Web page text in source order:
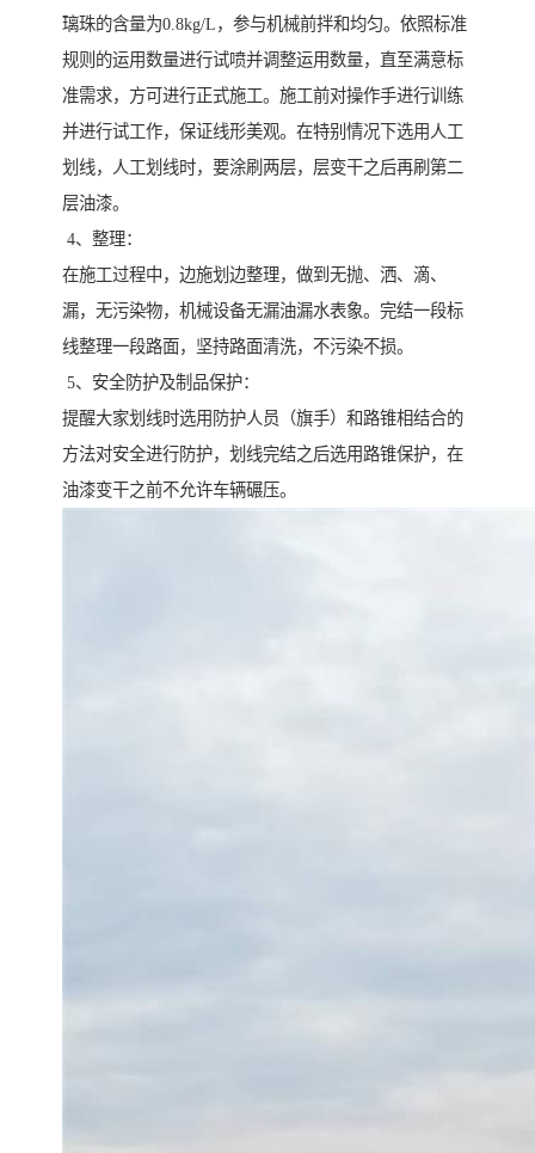
璃珠的含量为0.8kg/L，参与机械前拌和均匀。依照标准
规则的运用数量进行试喷并调整运用数量，直至满意标
准需求，方可进行正式施工。施工前对操作手进行训练
并进行试工作，保证线形美观。在特别情况下选用人工
划线，人工划线时，要涂刷两层，层变干之后再刷第二
层油漆。
4、整理：
在施工过程中，边施划边整理，做到无抛、洒、滴、
漏，无污染物，机械设备无漏油漏水表象。完结一段标
线整理一段路面，坚持路面清洗，不污染不损。
5、安全防护及制品保护：
提醒大家划线时选用防护人员（旗手）和路锥相结合的
方法对安全进行防护，划线完结之后选用路锥保护，在
油漆变干之前不允许车辆碾压。